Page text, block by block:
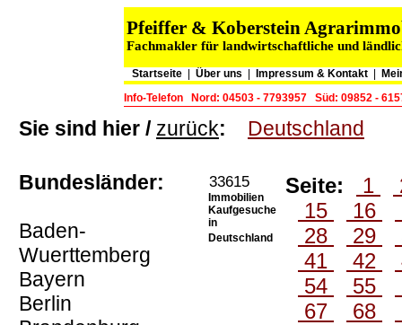
Pfeiffer & Koberstein
Fachmakler für landwirtschaftliche und
Startseite Über uns Impressum & Kontakt
Info-Telefon
Nord: 04503 - 7793957 Süd: 09852 -
Sie sind hier / zurück: Deutschland
Bundesländer:
Baden-
Wuerttemberg
Bayern
Berlin
33615
Immobilien
Kaufgesuche
in
Deutschland
Seite: 1
15
16
28
29
41
42
54
55
67
68